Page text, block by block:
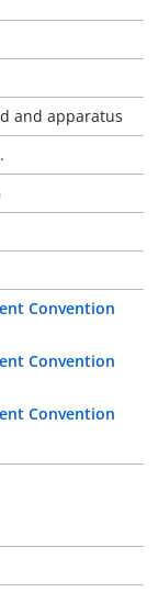
and apparatus
Convention
Convention
Convention